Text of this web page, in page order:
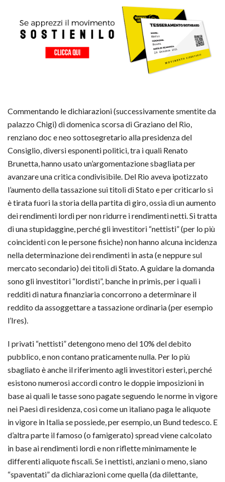
Commentando le dichiarazioni (successivamente smentite da
palazzo Chigi) di domenica scorsa di Graziano del Rio,
renziano doc e neo sottosegretario alla presidenza del
Consiglio, diversi esponenti politici, tra i quali Renato
Brunetta, hanno usato un’argomentazione sbagliata per
avanzare una critica condivisibile. Del Rio aveva ipotizzato
l’aumento della tassazione sui titoli di Stato e per criticarlo si
è tirata fuori la storia della partita di giro, ossia di un aumento
dei rendimenti lordi per non ridurre i rendimenti netti. Si tratta
di una stupidaggine, perché gli investitori “nettisti” (per lo più
coincidenti con le persone fisiche) non hanno alcuna incidenza
nella determinazione dei rendimenti in asta (e neppure sul
mercato secondario) dei titoli di Stato. A guidare la domanda
sono gli investitori “lordisti”, banche in primis, per i quali i
redditi di natura finanziaria concorrono a determinare il
reddito da assoggettare a tassazione ordinaria (per esempio
l’Ires).
I privati “nettisti” detengono meno del 10% del debito
pubblico, e non contano praticamente nulla. Per lo più
sbagliato è anche il riferimento agli investitori esteri, perché
esistono numerosi accordi contro le doppie imposizioni in
base ai quali le tasse sono pagate seguendo le norme in vigore
nei Paesi di residenza, così come un italiano paga le aliquote
in vigore in Italia se possiede, per esempio, un Bund tedesco. E
d’altra parte il famoso (o famigerato) spread viene calcolato
in base ai rendimenti lordi e non riflette minimamente le
differenti aliquote fiscali. Se i nettisti, anziani o meno, siano
“spaventati” da dichiarazioni come quella (da dilettante,